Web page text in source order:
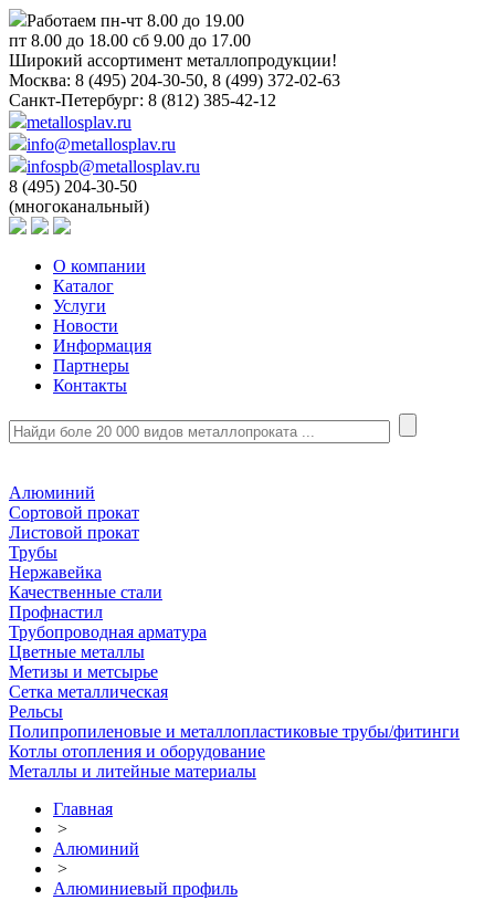
Работаем пн-чт 8.00 до 19.00
пт 8.00 до 18.00 сб 9.00 до 17.00
Широкий ассортимент металлопродукции!
Москва: 8 (495) 204-30-50, 8 (499) 372-02-63
Санкт-Петербург: 8 (812) 385-42-12
metallosplav.ru
info@metallosplav.ru
infospb@metallosplav.ru
8 (495) 204-30-50
(многоканальный)
О компании
Каталог
Услуги
Новости
Информация
Партнеры
Контакты
Алюминий
Сортовой прокат
Листовой прокат
Трубы
Нержавейка
Качественные стали
Профнастил
Трубопроводная арматура
Цветные металлы
Метизы и метсырье
Сетка металлическая
Рельсы
Полипропиленовые и металлопластиковые трубы/фитинги
Котлы отопления и оборудование
Металлы и литейные материалы
Главная
>
Алюминий
>
Алюминиевый профиль